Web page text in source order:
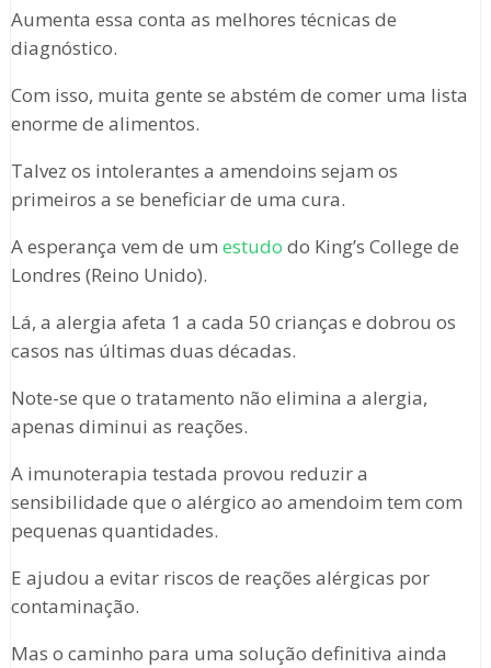
Aumenta essa conta as melhores técnicas de
diagnóstico.
Com isso, muita gente se abstém de comer uma lista
enorme de alimentos.
Talvez os intolerantes a amendoins sejam os
primeiros a se beneficiar de uma cura.
A esperança vem de um estudo do King’s College de
Londres (Reino Unido).
Lá, a alergia afeta 1 a cada 50 crianças e dobrou os
casos nas últimas duas décadas.
Note-se que o tratamento não elimina a alergia,
apenas diminui as reações.
A imunoterapia testada provou reduzir a
sensibilidade que o alérgico ao amendoim tem com
pequenas quantidades.
E ajudou a evitar riscos de reações alérgicas por
contaminação.
Mas o caminho para uma solução definitiva ainda